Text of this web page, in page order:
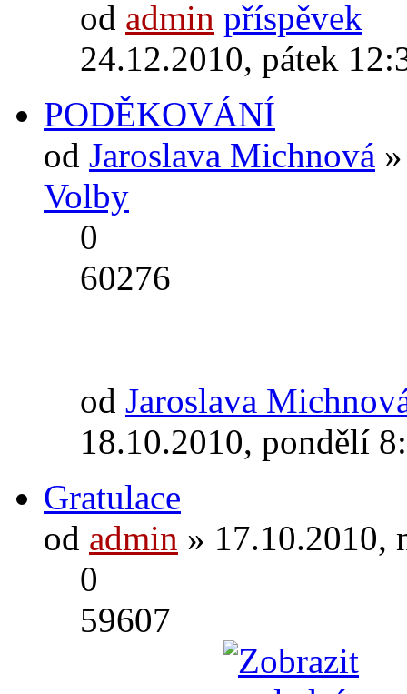
od admin
24.12.2010, pátek
PODĚKOVÁNÍ
od Jaroslava Michnová
Volby
0
60276
od Jaroslava
18.10.2010, pondělí
Gratulace
od admin » 17.10.2010,
0
59607